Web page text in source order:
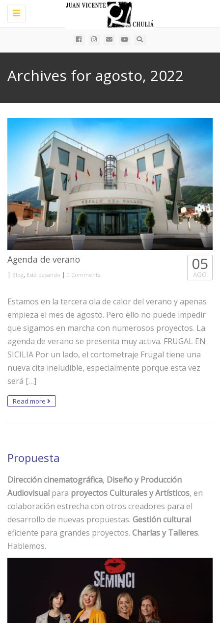
Toggle
navigation
Archives for agosto, 2022
Agenda de verano
| Blog, Está pasando | 0 Comments
05
AGO
Estamos en la tercera ola de calor del verano y apenas
empieza el mes de agosto. Pero ello no puede impedir
que sigamos en marcha con numerosos proyectos. La
agenda de verano se presenta muy activa. FRUGAL EN
SICILIA Por un lado, el cortometraje Frugal tiene una
nueva cita ineludible, especialmente porque esta vez
será […]
Read more
Propuesta
Dirección cinematográfica, Diseño y Producción
Audiovisual para proyectos Culturales y Artísticos, en
colaboración estrecha con otros creadores para el
desarrollo de nuevas propuestas. Gestión cultural
eficiente para grandes proyectos. Charlas y Talleres.
Hablemos.